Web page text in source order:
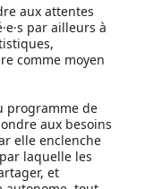
aux attentes
par ailleurs à
comme moyen
programme de
aux besoins
elle enclenche
laquelle les
et